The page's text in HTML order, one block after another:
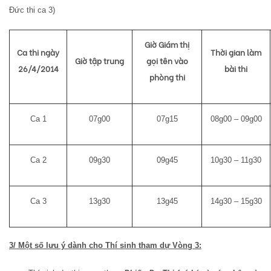
Đức thi ca 3)
Ca thi ngày
26/4/2014
Giờ tập trung
Giờ Giám thị
gọi tên vào
phòng thi
Thời gian làm
bài thi
Ca 1 07g00 07g15 08g00 – 09g00
Ca 2 09g30 09g45 10g30 – 11g30
Ca 3 13g30 13g45 14g30 – 15g30
3/ Một số lưu ý dành cho Thí sinh tham dự Vòng 3: